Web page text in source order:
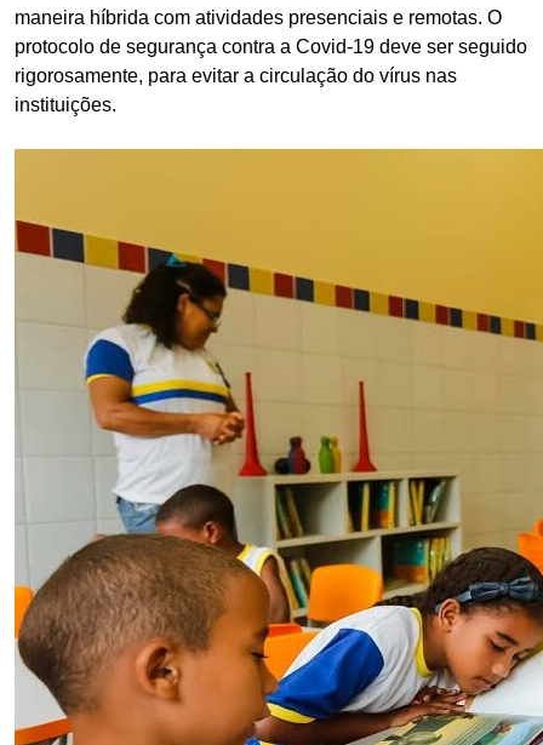
maneira híbrida com atividades presenciais e remotas. O
protocolo de segurança contra a Covid-19 deve ser seguido
rigorosamente, para evitar a circulação do vírus nas
instituições.